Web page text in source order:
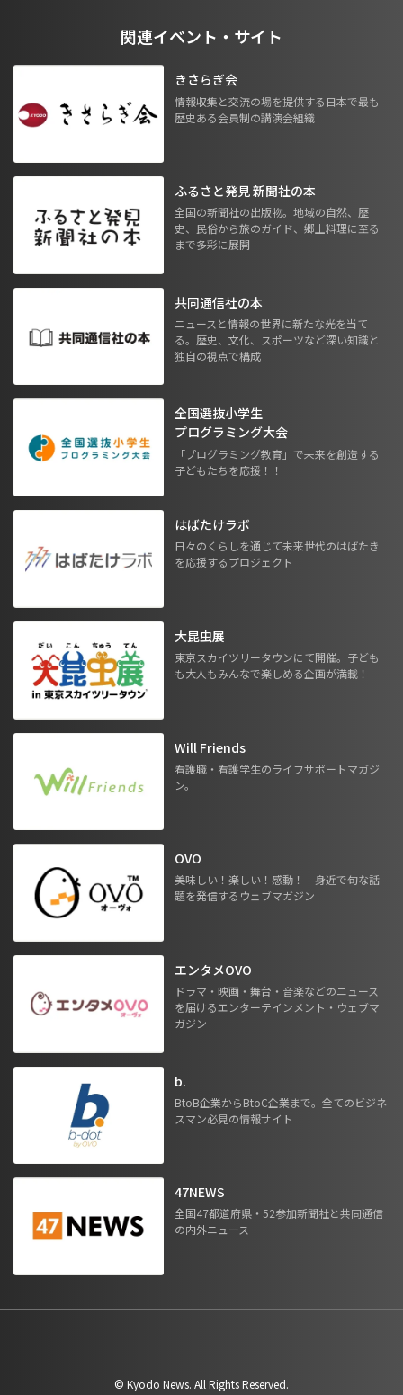
関連イベント・サイト
きさらぎ会
情報収集と交流の場を提供する日本で最も
歴史ある会員制の講演会組織
ふるさと発見 新聞社の本
全国の新聞社の出版物。地域の自然、歴
史、民俗から旅のガイド、郷土料理に至る
まで多彩に展開
共同通信社の本
ニュースと情報の世界に新たな光を当て
る。歴史、文化、スポーツなど深い知識と
独自の視点で構成
全国選抜小学生
プログラミング大会
「プログラミング教育」で未来を創造する
子どもたちを応援！！
はばたけラボ
日々のくらしを通じて未来世代のはばたき
を応援するプロジェクト
大昆虫展
東京スカイツリータウンにて開催。子ども
も大人もみんなで楽しめる企画が満載！
Will Friends
看護職・看護学生のライフサポートマガジ
ン。
OVO
美味しい！楽しい！感動！ 身近で旬な話
題を発信するウェブマガジン
エンタメOVO
ドラマ・映画・舞台・音楽などのニュース
を届けるエンターテインメント・ウェブマ
ガジン
b.
BtoB企業からBtoC企業まで。全てのビジネ
スマン必見の情報サイト
47NEWS
全国47都道府県・52参加新聞社と共同通信
の内外ニュース
©︎ Kyodo News. All Rights Reserved.